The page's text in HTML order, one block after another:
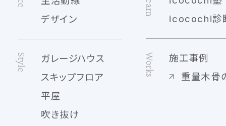
デザイン
Style
ガレージハウス
スキップフロア
平屋
吹き抜け
Learn
icocochi診
Works
施工事例
重量木骨